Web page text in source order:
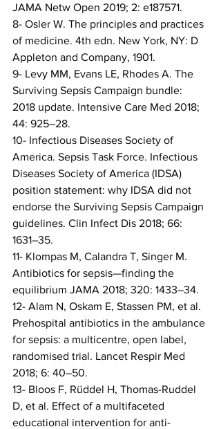
JAMA Netw Open 2019; 2: e187571.
8- Osler W. The principles and practices
of medicine. 4th edn. New York, NY: D
Appleton and Company, 1901.
9- Levy MM, Evans LE, Rhodes A. The
Surviving Sepsis Campaign bundle:
2018 update. Intensive Care Med 2018;
44: 925–28.
10- Infectious Diseases Society of
America. Sepsis Task Force. Infectious
Diseases Society of America (IDSA)
position statement: why IDSA did not
endorse the Surviving Sepsis Campaign
guidelines. Clin Infect Dis 2018; 66:
1631–35.
11- Klompas M, Calandra T, Singer M.
Antibiotics for sepsis—finding the
equilibrium JAMA 2018; 320: 1433–34.
12- Alam N, Oskam E, Stassen PM, et al.
Prehospital antibiotics in the ambulance
for sepsis: a multicentre, open label,
randomised trial. Lancet Respir Med
2018; 6: 40–50.
13- Bloos F, Rüddel H, Thomas-Ruddel
D, et al. Effect of a multifaceted
educational intervention for anti-